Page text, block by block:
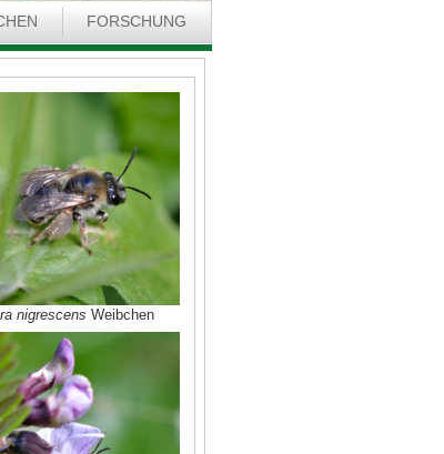
FORSCHUNG
nigrescens Weibchen